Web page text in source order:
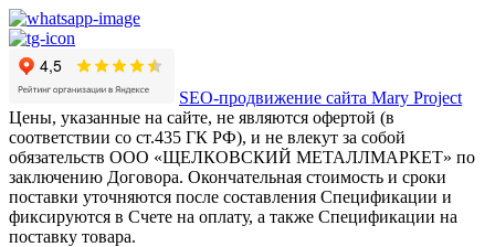
SEO-продвижение сайта Mary Project
Цены, указанные на сайте, не являются офертой (в
соответствии со ст.435 ГК РФ), и не влекут за собой
обязательств ООО «ЩЕЛКОВСКИЙ МЕТАЛЛМАРКЕТ» по
заключению Договора. Окончательная стоимость и сроки
поставки уточняются после составления Спецификации и
фиксируются в Счете на оплату, а также Спецификации на
поставку товара.